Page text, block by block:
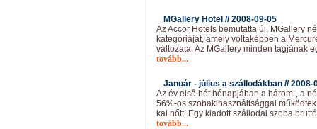
MGallery Hotel //2008-09-05
Az Accor Hotels bemutatta új, MGallery
kategóriáját, amely voltaképpen a
változata. Az MGallery minden tagjának
tovább...
Január - július a szállodákban //2008-
Az év első hét hónapjában a három-, a
56%-os szobakihasználtsággal
kal nőtt. Egy kiadott szállodai szoba
tovább...